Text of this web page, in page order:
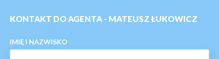
KONTAKT DO AGENTA - MATEUSZ ŁUKOWICZ
IMIĘ I NAZWISKO